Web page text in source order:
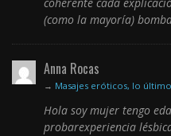
(como la mayoría)
Anna Rocas
→ Masajes eróticos, lo
Hola soy mujer tengo
probarexperiencia